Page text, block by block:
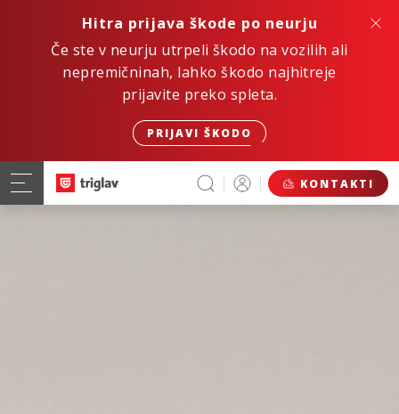
Hitra prijava škode po neurju
Če ste v neurju utrpeli škodo na vozilih ali
nepremičninah, lahko škodo najhitreje
prijavite preko spleta.
PRIJAVI ŠKODO
KONTAKTI